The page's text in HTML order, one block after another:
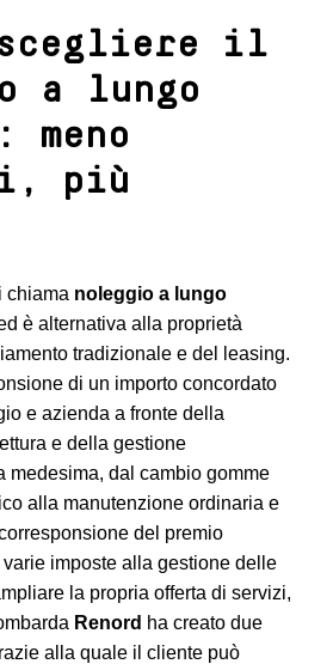
scegliere il
a lungo
meno
più
chiama noleggio a lungo
è alternativa alla proprietà
tradizionale e del leasing.
di un importo concordato
e azienda a fronte della
e della gestione
medesima, dal cambio gomme
alla manutenzione ordinaria e
del premio
imposte alla gestione delle
la propria offerta di servizi,
Renord ha creato due
alla quale il cliente può